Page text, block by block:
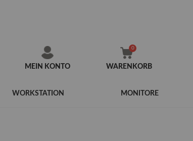
MEIN KONTO WARENKORB
WORKSTATION MONITORE